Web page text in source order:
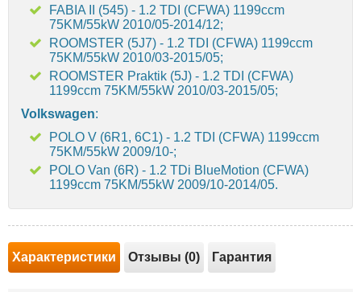
FABIA II (545) - 1.2 TDI (CFWA) 1199ccm
75KM/55kW 2010/05-2014/12;
ROOMSTER (5J7) - 1.2 TDI (CFWA) 1199ccm
75KM/55kW 2010/03-2015/05;
ROOMSTER Praktik (5J) - 1.2 TDI (CFWA)
1199ccm 75KM/55kW 2010/03-2015/05;
Volkswagen:
POLO V (6R1, 6C1) - 1.2 TDI (CFWA) 1199ccm
75KM/55kW 2009/10-;
POLO Van (6R) - 1.2 TDi BlueMotion (CFWA)
1199ccm 75KM/55kW 2009/10-2014/05.
Характеристики Отзывы (0) Гарантия